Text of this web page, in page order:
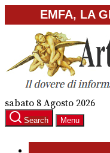
to
content
EMFA, LA
sabato 8 Agosto 2026
Search Menu